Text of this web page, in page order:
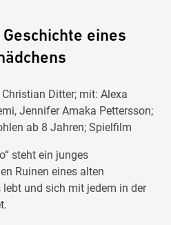
eines
Ditter; mit: Alexa
Jennifer Amaka Pettersson;
ab 8 Jahren; Spielfilm
steht ein junges
Ruinen eines alten
und sich mit jedem in der